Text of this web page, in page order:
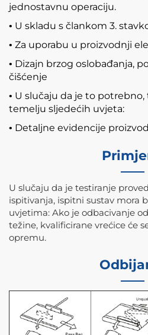
jednostavnu operaciju.
• U skladu s člankom 3.
• Za uporabu u proizvodnji
• Dizajn brzog oslobađanja,
čišćenje
• U slučaju da je to
temelju sljedećih uvjeta:
• Detaljne evidencije
U slučaju da je testiranje
ispitivanja, ispitni sustav mora
uvjetima: Ako je odbacivanje
težine, kvalificirane vrećice će
opremu.